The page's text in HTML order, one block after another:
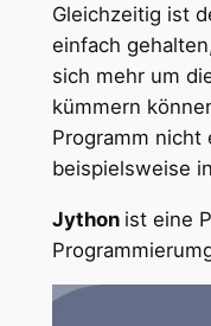
Gleichzeitig ist
einfach
sich mehr um
kümmern
Programm
beispielsweise
Jython ist eine